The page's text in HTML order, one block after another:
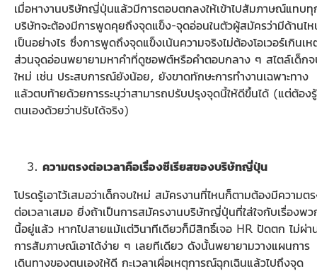
เมื่อหางานบริษัทญี่ปุ่นแล้วมีการตอบตกลงให้เข้าไปสัมภาษณ์แทบทุ
บริษัทจะต้องมีการพูดคุยถึงจุดแข็ง-จุดอ่อนในตัวผู้สมัครว่ามีด้านไห
เป็นอย่างไร ซึ่งการพูดถึงจุดแข็งเน้นความจริงไม่ต้องโอเวอร์เกินเห
ส่วนจุดอ่อนพยายามหาคำที่ดูซอฟต์หรือคำตอบกลาง ๆ สไตล์เด็ก
ใหม่ เช่น ประสบการณ์ยังน้อย, ยังขาดทักษะการทำงานเฉพาะทาง
แล้วตบท้ายด้วยการระบุว่าสามารถปรับปรุงจุดนี้ให้ดีขึ้นได้ (แต่ต้องรู้
ตนเองด้วยว่าปรับได้จริง)
ความตรงต่อเวลาคือเรื่องซีเรียสของบริษัทญี่ปุ่น
โปรดรู้เอาไว้เสมอว่าเด็กจบใหม่ สมัครงานที่ไหนก็ตามต้องมีความต
ต่อเวลาเสมอ ยิ่งถ้าเป็นการสมัครงานบริษัทญี่ปุ่นที่ใส่ใจกับเรื่องพว
นี้อยู่แล้ว หากไปสายแม้แต่วินาทีเดียวก็มีสิทธิ์เจอ HR ปัดตก ไม่ผ่า
การสัมภาษณ์เอาได้ง่าย ๆ เลยทีเดียว ดังนั้นพยายามวางแผนการ
เดินทางของตนเองให้ดี กะเวลาเผื่อเหตุการณ์ฉุกเฉินแล้วไปถึงจุด